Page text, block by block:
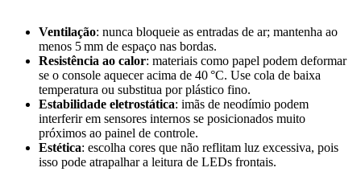
Ventilação: nunca bloqueie as entradas de ar; mantenha ao
menos 5 mm de espaço nas bordas.
Resistência ao calor: materiais como papel podem deformar
se o console aquecer acima de 40 °C. Use cola de baixa
temperatura ou substitua por plástico fino.
Estabilidade eletrostática: imãs de neodímio podem
interferir em sensores internos se posicionados muito
próximos ao painel de controle.
Estética: escolha cores que não reflitam luz excessiva, pois
isso pode atrapalhar a leitura de LEDs frontais.